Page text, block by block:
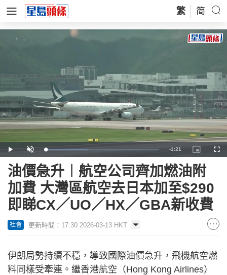
繁 简
Play Unmute Loaded:
36.92%
Remaining
Time
-1:21
Picture-
in-
油價急升︱航空公司齊加燃油附
加費 大灣區航空去日本加至$290
即睇CX／UO／HX／GBA新收費
社會 更新時間：17:30 2026-03-13 HKT
伊朗局勢持續不穩，導致國際油價急升，飛機航空燃
料同樣受牽連。繼香港航空（Hong Kong Airlines）